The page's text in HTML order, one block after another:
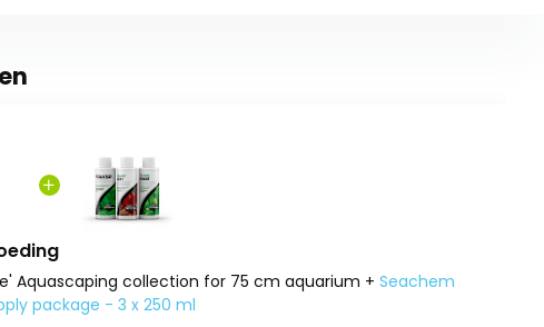
Aquascaping collection for 75 cm aquarium + Seachem
package - 3 x 250 ml